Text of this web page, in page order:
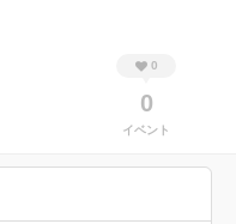
0
0
イベント